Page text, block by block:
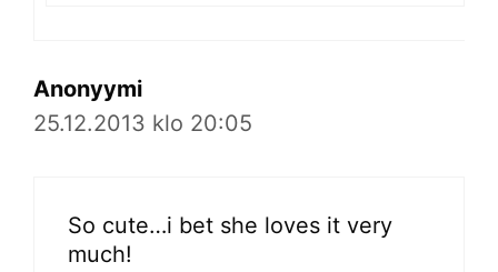
Anonyymi
25.12.2013 klo 20:05
So cute…i bet she loves it very
much!